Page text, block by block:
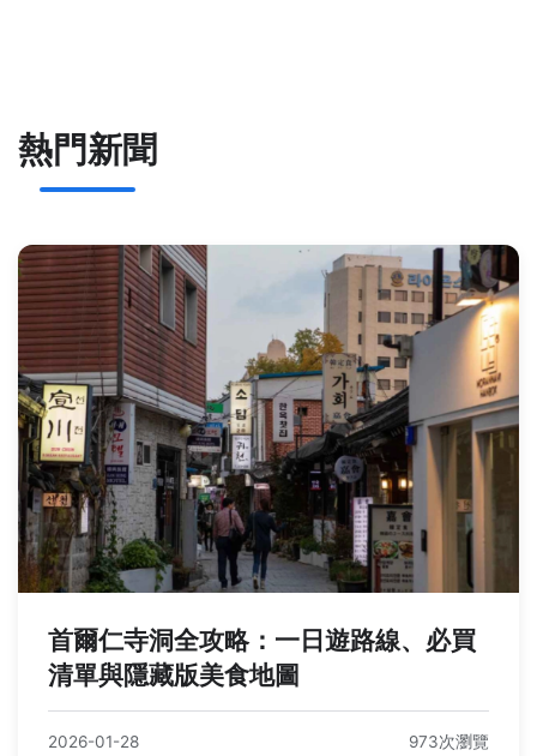
熱門新聞
首爾仁寺洞全攻略：一日遊路線、必買
清單與隱藏版美食地圖
2026-01-28 973次瀏覽